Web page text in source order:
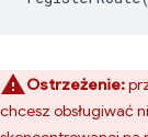
Ostrzeżenie:
chcesz obsługiwać